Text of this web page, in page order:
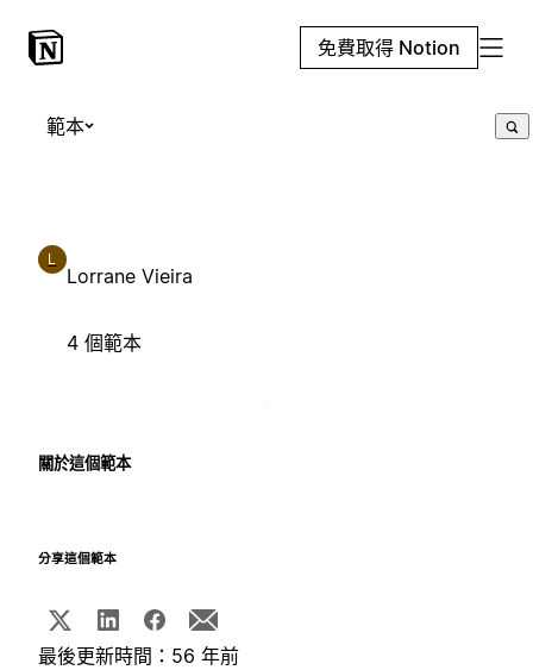
免費取得 Notion
範本
L
Lorrane Vieira
4 個範本
關於這個範本
分享這個範本
最後更新時間：56 年前